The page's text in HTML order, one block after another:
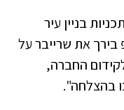
בניין עיר
את שרייבר על
החברה,
בהצלחה".